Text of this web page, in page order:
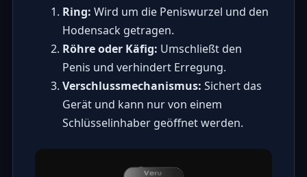
Ring: Wird um die Peniswurzel und den
Hodensack getragen.
Röhre oder Käfig: Umschließt den
Penis und verhindert Erregung.
Verschlussmechanismus: Sichert das
Gerät und kann nur von einem
Schlüsselinhaber geöffnet werden.